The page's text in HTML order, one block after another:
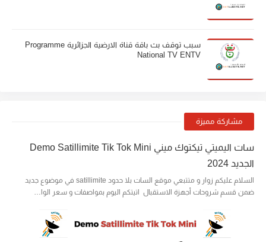
سبب توقف بث باقة قناة الارضية الجزائرية Programme
National TV ENTV
مشاركة مميزة
سات اليميتي تيكتوك ميني Demo Satillimite Tik Tok Mini
الجديد 2024
السلام عليكم زوار و متتبعي موقع السات بلا حدود satillimite في موضوع جديد
ضمن قسم شروحات أجهزة الاستقبال اتيتكم اليوم بمواصفات و سعر الوا…